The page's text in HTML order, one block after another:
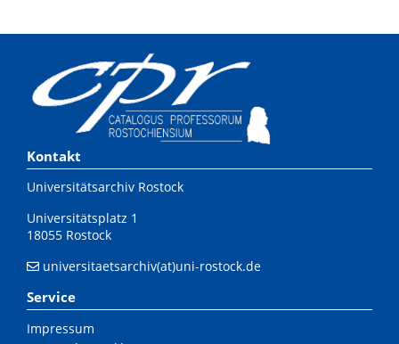
Kontakt
Universitätsarchiv Rostock
Universitätsplatz 1
18055 Rostock
universitaetsarchiv(at)uni-rostock.de
Service
Impressum